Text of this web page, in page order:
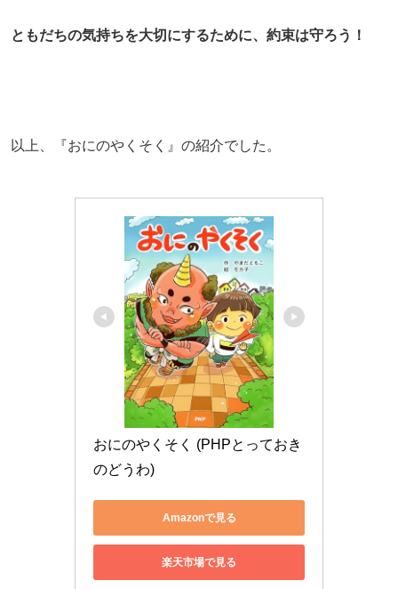
ともだちの気持ちを大切にするために、約束は守ろう！
以上、『おにのやくそく』の紹介でした。
おにのやくそく (PHPとっておき
のどうわ)
Amazonで見る
楽天市場で見る